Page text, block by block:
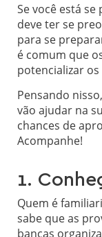
Se você está
deve ter se
para se
é comum que
potencializar
Pensando
vão ajudar na
chances de
Acompanhe!
1.
Quem é
sabe que as
bancas